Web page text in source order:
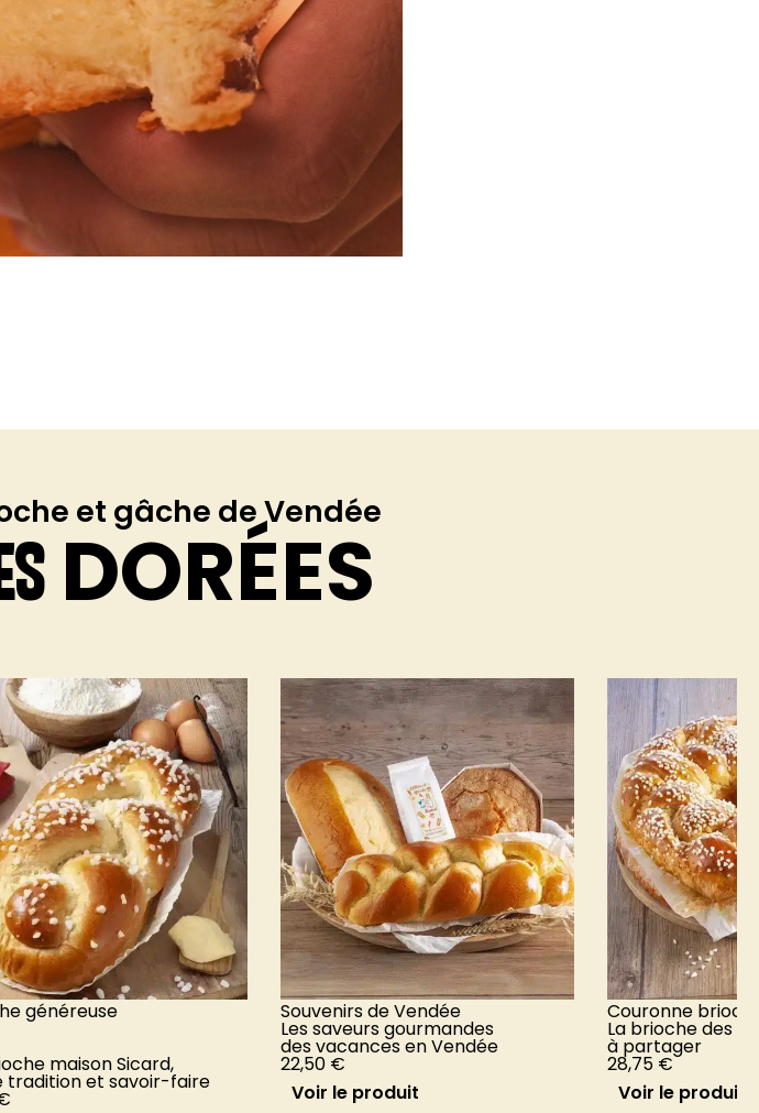
et gâche de Vendée
DORÉES
généreuse
maison Sicard,
tradition et savoir-faire
Souvenirs de Vendée
Les saveurs gourmandes
des vacances en Vendée
22,50 €
Voir le produit
Couronne
La brioche des
à partager
28,75 €
Voir le produit